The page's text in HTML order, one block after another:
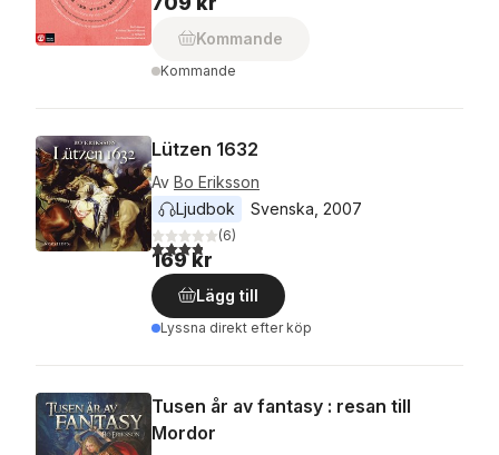
Kommande
Kommande
Lützen 1632
Av Bo Eriksson
Ljudbok
Svenska 2007
3,8utav 5 stjärnor. Totalt antal röster:
(6)
169 kr
Lägg till
Lyssna direkt efter köp
Tusen år av fantasy : resan till
Mordor